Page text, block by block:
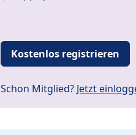
Kostenlos registrieren
Schon Mitglied? Jetzt